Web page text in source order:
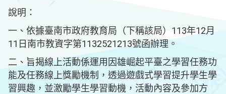
說明：
一、依據臺南市政府教育局（下稱該局）113年12月
11日南市教資字第1132521213號函辦理。
二、旨揭線上活動係運用因雄崛起平臺之學習任務功
能及任務線上獎勵機制，透過遊戲式學習提升學生學
習興趣，並激勵學生學習動機，活動內容及參加方